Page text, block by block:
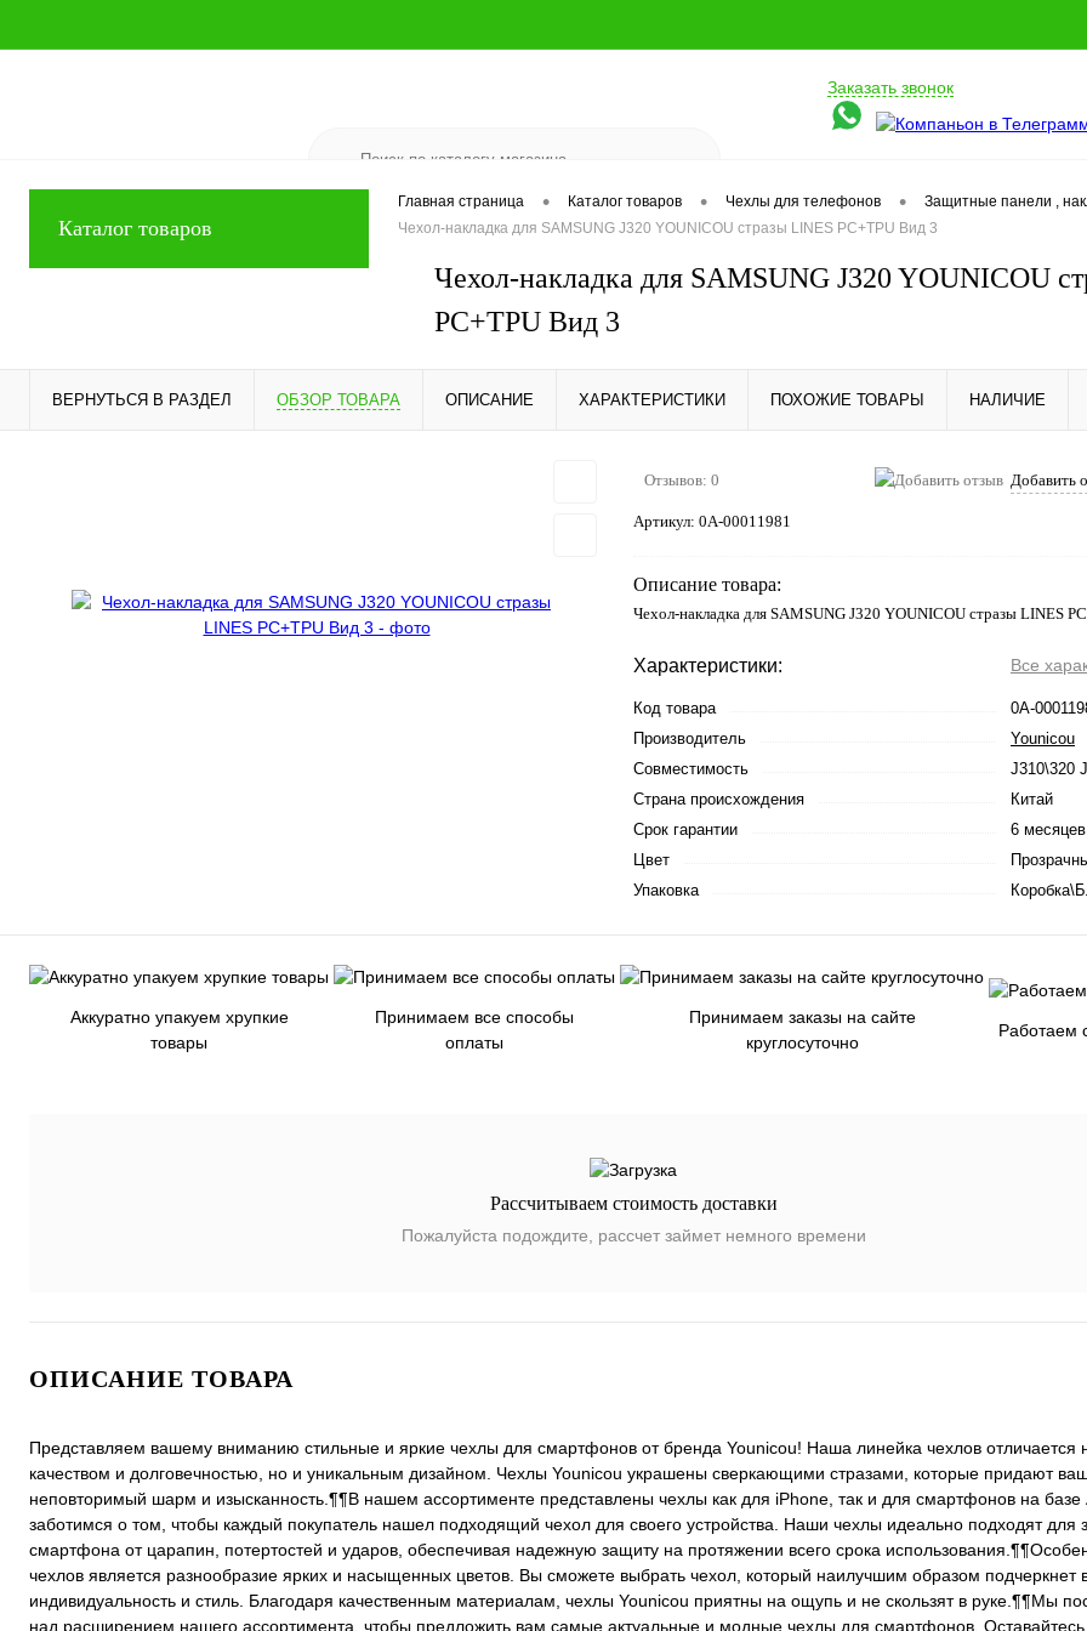
Заказать звонок
Каталог товаров
Главная страница • Каталог товаров • Чехлы для телефонов •
Защитные панели ,
Чехол-накладка для SAMSUNG J320 YOUNICOU стразы LINES PC+TPU Вид 3
Чехол-накладка для SAMSUNG J320 YOUNICOU
PC+TPU Вид 3
ВЕРНУТЬСЯ В РАЗДЕЛ ОБЗОР ТОВАРА ОПИСАНИЕ ХАРАКТЕРИСТИКИ ПОХОЖИЕ ТОВАРЫ НАЛИЧИЕ
Отзывов: 0 Добавить
Артикул: 0А-00011981
Описание товара:
Чехол-накладка для SAMSUNG J320 YOUNICOU стразы LINES
Характеристики: Все
Код товара
0А-
Производитель
Younicou
Совместимость
J310\320
Страна происхождения
Китай
Срок гарантии
6 месяцев
Цвет
Упаковка
Аккуратно упакуем хрупкие
товары
Принимаем все способы
оплаты
Принимаем заказы на сайте
круглосуточно
Работаем
Рассчитываем стоимость доставки
Пожалуйста подождите, рассчет займет немного времени
ОПИСАНИЕ ТОВАРА
Представляем вашему вниманию стильные и яркие чехлы для смартфонов от бренда Younicou! Наша линейка чехлов отличается
качеством и долговечностью, но и уникальным дизайном. Чехлы Younicou украшены сверкающими стразами, которые придают
неповторимый шарм и изысканность.¶¶В нашем ассортименте представлены чехлы как для iPhone, так и для смартфонов на
заботимся о том, чтобы каждый покупатель нашел подходящий чехол для своего устройства. Наши чехлы идеально подходят для
смартфона от царапин, потертостей и ударов, обеспечивая надежную защиту на протяжении всего срока
чехлов является разнообразие ярких и насыщенных цветов. Вы сможете выбрать чехол, который наилучшим образом подчеркнет
индивидуальность и стиль. Благодаря качественным материалам, чехлы Younicou приятны на ощупь и не скользят в руке.¶¶Мы
над расширением нашего ассортимента, чтобы предложить вам самые актуальные и модные чехлы для смартфонов. Оставайтесь